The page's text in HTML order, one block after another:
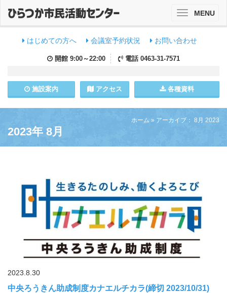
はじめての方へ 会議室予約状況 お問い合わせ
開館 9:00～22:00 電話 0463-31-7571
施設案内 アクセス 各種資料
ToggleMENU
ホーム » アーカイブ： 8月 2023
2023年 8月
2023.8.30
中央ろうきん助成制度カナエルチカラ(締切 2023/10/31)